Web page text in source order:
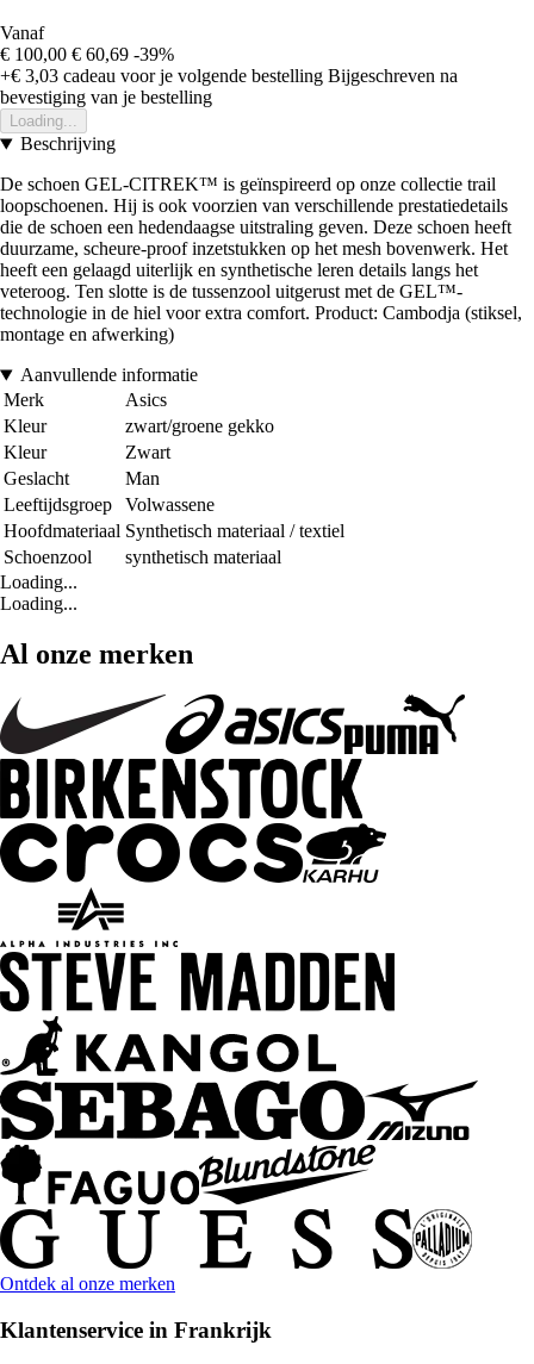
Vanaf
€ 100,00 € 60,69 -39%
+€ 3,03 cadeau voor je volgende bestelling Bijgeschreven na
bevestiging van je bestelling
Loading...
Beschrijving
De schoen GEL-CITREK™ is geïnspireerd op onze collectie trail
loopschoenen. Hij is ook voorzien van verschillende prestatiedetails
die de schoen een hedendaagse uitstraling geven. Deze schoen heeft
duurzame, scheure-proof inzetstukken op het mesh bovenwerk. Het
heeft een gelaagd uiterlijk en synthetische leren details langs het
veteroog. Ten slotte is de tussenzool uitgerust met de GEL™-
technologie in de hiel voor extra comfort. Product: Cambodja (stiksel,
montage en afwerking)
Aanvullende informatie
Merk
Asics
Kleur
zwart/groene gekko
Kleur
Zwart
Geslacht
Man
Leeftijdsgroep
Volwassene
Hoofdmateriaal Synthetisch materiaal / textiel
Schoenzool
synthetisch materiaal
Loading...
Loading...
Al onze merken
Ontdek al onze merken
Klantenservice in Frankrijk